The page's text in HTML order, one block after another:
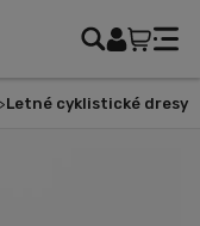
Letné cyklistické dresy